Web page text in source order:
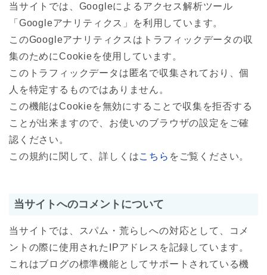
当サイトでは、Googleによるアクセス解析ツール
「Googleアナリティクス」を利用しています。
このGoogleアナリティクスはトラフィックデータの収
集のためにCookieを使用しています。
このトラフィックデータは匿名で収集されており、個
人を特定するものではありません。
この機能はCookieを無効にすることで収集を拒否する
ことが出来ますので、お使いのブラウザの設定をご確
認ください。
この規約に関して、詳しくはこちら をご覧ください。
当サイトへのコメントについて
当サイトでは、スパム・荒らしへの対応として、コメ
ントの際に使用されたIPアドレスを記録しています。
これはブログの標準機能としてサポートされている機